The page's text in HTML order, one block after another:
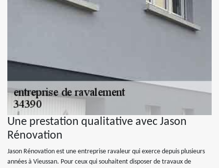
Une prestation qualitative avec Jason
Rénovation
Jason Rénovation est une entreprise ravaleur qui exerce depuis plusieurs
années à Vieussan. Pour ceux qui souhaitent disposer de travaux de